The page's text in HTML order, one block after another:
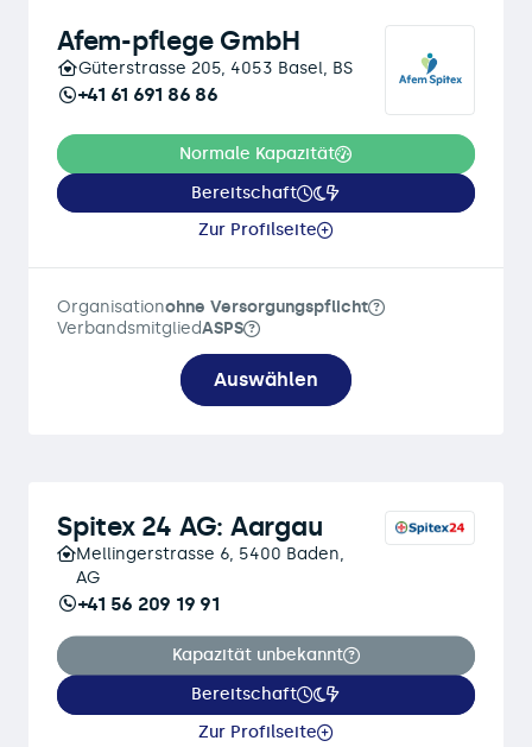
Afem-pflege GmbH
Güterstrasse 205, 4053 Basel, BS
+41 61 691 86 86
Normale Kapazität
Bereitschaft
Zur Profilseite
Organisationohne Versorgungspflicht
VerbandsmitgliedASPS
Auswählen
Spitex 24 AG: Aargau
Mellingerstrasse 6, 5400 Baden,
AG
+41 56 209 19 91
Kapazität unbekannt
Bereitschaft
Zur Profilseite